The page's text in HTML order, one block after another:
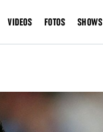
VIDEOS FOTOS SHOWS